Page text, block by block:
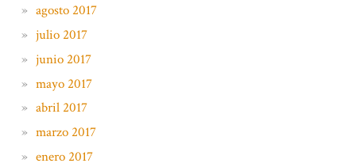
agosto 2017
julio 2017
junio 2017
mayo 2017
abril 2017
marzo 2017
enero 2017